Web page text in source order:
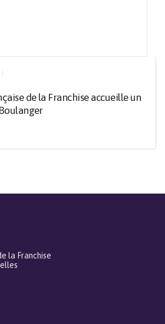
de la Franchise accueille un
la Franchise